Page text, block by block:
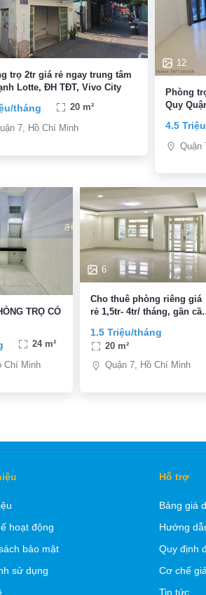
trọ 2tr giá rẻ ngay trung tâm
Lotte, ĐH TĐT, Vivo City
tháng 20 m²
7, Hồ Chí Minh
12
Phòng
Quy
4.5
Quận
TRỌ CÓ
24 m²
Chí Minh
6
Cho thuê phòng riêng giá
rẻ 1,5tr- 4tr/ tháng, gần
1.5 Triệu/tháng
20 m²
Quận 7, Hồ Chí Minh
hoạt động
bảo mật
sử dụng
Hỗ trợ
Bảng giá
Hướng
Quy định
Cơ chế
Tin tức